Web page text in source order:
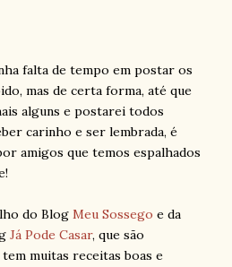
falta de tempo em postar os
mas de certa forma, até que
alguns e postarei todos
carinho e ser lembrada, é
amigos que temos espalhados
do Blog Meu Sossego e da
Já Pode Casar, que são
muitas receitas boas e